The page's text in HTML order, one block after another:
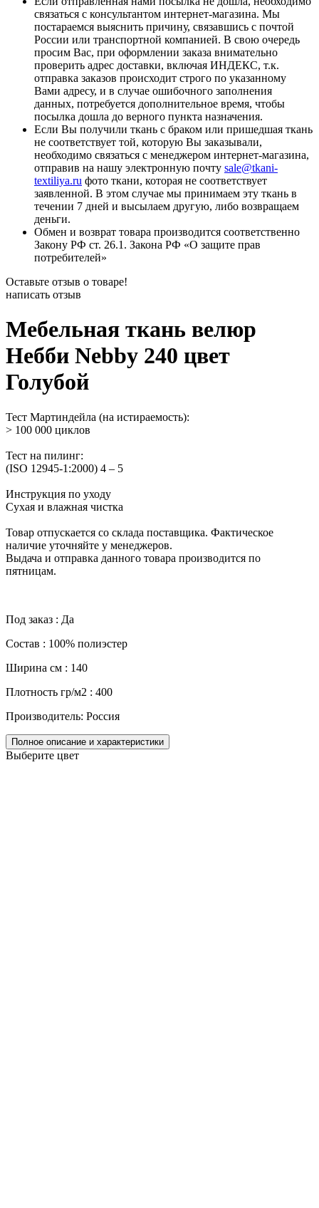
связаться с консультантом интернет-магазина. Мы
постараемся выяснить причину, связавшись с почтой
России или транспортной компанией. В свою очередь
просим Вас, при оформлении заказа внимательно
проверить адрес доставки, включая ИНДЕКС, т.к.
отправка заказов происходит строго по указанному
Вами адресу, и в случае ошибочного заполнения
данных, потребуется дополнительное время, чтобы
посылка дошла до верного пункта назначения.
Если Вы получили ткань с браком или пришедшая ткань
не соответствует той, которую Вы заказывали,
необходимо связаться с менеджером интернет-магазина,
отправив на нашу электронную почту sale@tkani-
textiliya.ru фото ткани, которая не соответствует
заявленной. В этом случае мы принимаем эту ткань в
течении 7 дней и высылаем другую, либо возвращаем
деньги.
Обмен и возврат товара производится соответственно
Закону РФ ст. 26.1. Закона РФ «О защите прав
потребителей»
Оставьте отзыв о товаре!
написать отзыв
Мебельная ткань велюр
Небби Nebby 240 цвет
Голубой
Тест Мартиндейла (на истираемость):
> 100 000 циклов
Тест на пилинг:
(ISO 12945-1:2000) 4 – 5
Инструкция по уходу
Сухая и влажная чистка
Товар отпускается со склада поставщика. Фактическое
наличие уточняйте у менеджеров.
Выдача и отправка данного товара производится по
пятницам.
Под заказ : Да
Состав : 100% полиэстер
Ширина см : 140
Плотность гр/м2 : 400
Производитель: Россия
Полное описание и характеристики
Выберите цвет